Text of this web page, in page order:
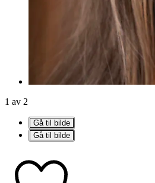
1 av 2
Gå til bilde
Gå til bilde